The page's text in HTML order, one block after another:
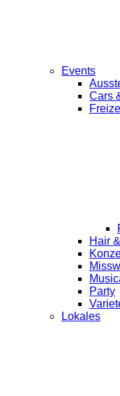
Events
Cars
Hair
Party
Lokales